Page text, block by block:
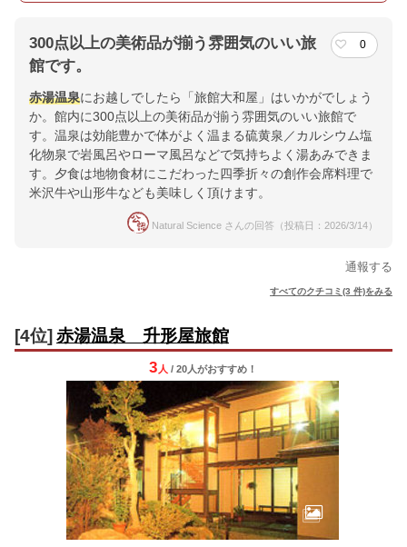
300点以上の美術品が揃う雰囲気のいい旅
館です。
0
赤湯温泉にお越しでしたら「旅館大和屋」はいかがでしょう
か。館内に300点以上の美術品が揃う雰囲気のいい旅館で
す。温泉は効能豊かで体がよく温まる硫黄泉／カルシウム塩
化物泉で岩風呂やローマ風呂などで気持ちよく湯あみできま
す。夕食は地物食材にこだわった四季折々の創作会席料理で
米沢牛や山形牛なども美味しく頂けます。
Natural Science さんの回答（投稿日：2026/3/14）
通報する
すべてのクチコミ(3 件)をみる
[4位] 赤湯温泉 升形屋旅館
3 人 / 20人がおすすめ！